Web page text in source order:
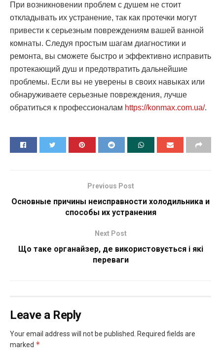
При возникновении проблем с душем не стоит
откладывать их устранение, так как протечки могут
привести к серьезным повреждениям вашей ванной
комнаты. Следуя простым шагам диагностики и
ремонта, вы сможете быстро и эффективно исправить
протекающий душ и предотвратить дальнейшие
проблемы. Если вы не уверены в своих навыках или
обнаруживаете серьезные повреждения, лучше
обратиться к профессионалам https://konmax.com.ua/.
Previous Post
Основные причины неисправности холодильника и
способы их устранения
Next Post
Що таке органайзер, де використовується і які
переваги
Leave a Reply
Your email address will not be published.
Required fields are
marked *